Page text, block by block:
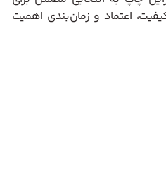
اعتماد و زمان‌بندی اهمیت